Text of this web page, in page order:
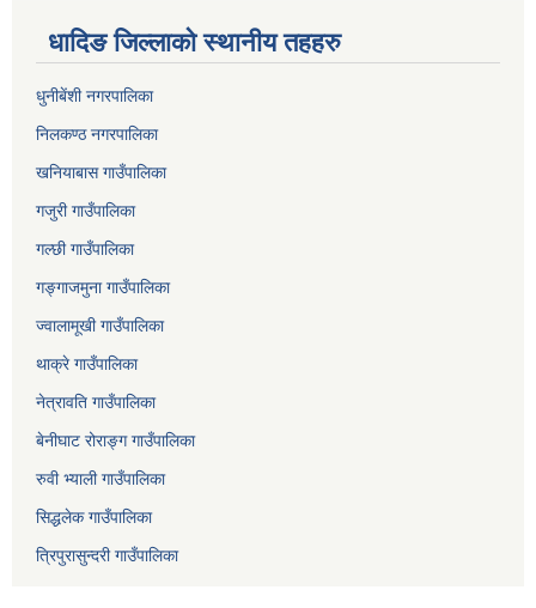
धादिङ जिल्लाकाे स्थानीय तहहरु
धुनीबेंशी नगरपालिका
निलकण्ठ नगरपालिका
खनियाबास गाउँपालिका
गजुरी गाउँपालिका
गल्छी गाउँपालिका
गङ्गाजमुना गाउँपालिका
ज्वालामूखी गाउँपालिका
थाक्रे गाउँपालिका
नेत्रावति गाउँपालिका
बेनीघाट रोराङ्ग गाउँपालिका
रुवी भ्याली गाउँपालिका
सिद्धलेक गाउँपालिका
त्रिपुरासुन्दरी गाउँपालिका